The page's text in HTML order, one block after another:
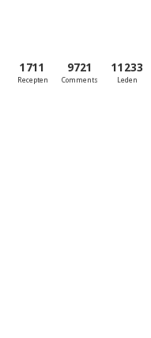
1711
Recepten
9721
Comments
11233
Leden